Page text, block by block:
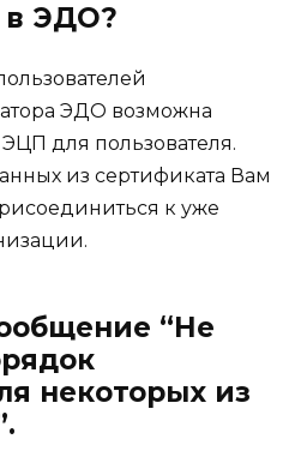
в ЭДО?
ЭДО возможна
для пользователя.
из сертификата Вам
к уже
“Не
некоторых из